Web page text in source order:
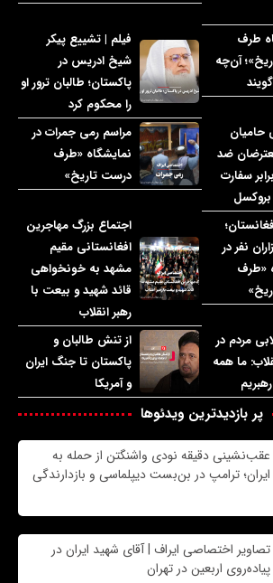
طرف
آن‌چه
فیلم | تشییع پیکر
شیخ ادریس در
پاکستان؛ طالبان ترور او
را محکوم کرد
حامیان
ضد
سفارت
بروکسل
مراسم رمی جمرات در
نمایشگاه «طرف
درست تاریخ»
نفر در
«طرف
اجتماع بزرگ مهاجرین
افغانستانی مقیم
مشهد به خونخواهی
قائد شهید و بیعت با
رهبر انقلاب
مردم در
ما همه
از تنش طالبان و
پاکستان تا جنگ ایران
و آمریکا
پر بازدیدترین ویدئوها
عقب‌نشینی دقیقه نودی واشنگتن از حمله به
ایران؛ ترامپ در بن‌بست دیپلماسی و بازدارندگی
تصاویر اختصاصی ایراف | آقای شهید ایران در
پیاده‌روی اربعین در تهران